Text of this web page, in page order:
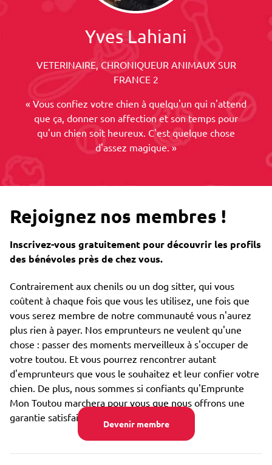
Devenir membre
Yves Lahiani
VETERINAIRE, CHRONIQUEUR ANIMAUX SUR
FRANCE 2
« Vous confiez votre chien à quelqu'un qui n'attend
que ça, donner son affection et son temps pour
qu'un chien soit heureux. C'est quelque chose
d'assez magique. »
Rejoignez nos membres !
Inscrivez-vous gratuitement pour découvrir les profils
des bénévoles près de chez vous.
Contrairement aux chenils ou un dog sitter, qui vous
coûtent à chaque fois que vous les utilisez, une fois que
vous serez membre de notre communauté vous n'aurez
plus rien à payer. Nos emprunteurs ne veulent qu'une
chose : passer des moments merveilleux à s'occuper de
votre toutou. Et vous pourrez rencontrer autant
d'emprunteurs que vous le souhaitez et leur confier votre
chien. De plus, nous sommes si confiants qu'Emprunte
Mon Toutou marchera pour vous que nous offrons une
garantie satisfait ou remboursé.